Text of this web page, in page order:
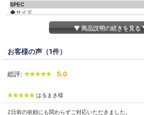
SPEC
◆サイズ
タオル：W400?× D890?
BOX：W315mm×H265mm×D95mm
電報：W150×H108mm（畳んだ状態）
名入れについて
◆お名前刺繍
・お名前刺繍 ご希望の方は英字8文字程度でご指定くだ
・最初の文字は大文字それ以降は小文字にてお作りい
・刺繍の糸色はタオルのセット色によって固定となり
のでご了承ください。
▼ 商品説明の続きを見る
お客様の声（1件）
総評: 5.0
はるまき様
2日前の依頼にも関わらずご対応いただきました。